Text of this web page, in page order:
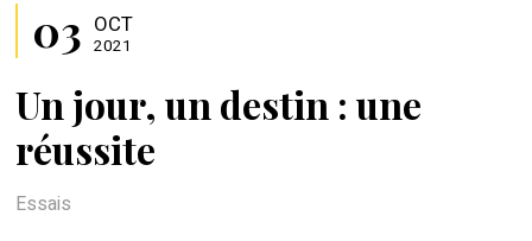
Un jour, un destin : une
réussite
03 OCT
2021
Essais